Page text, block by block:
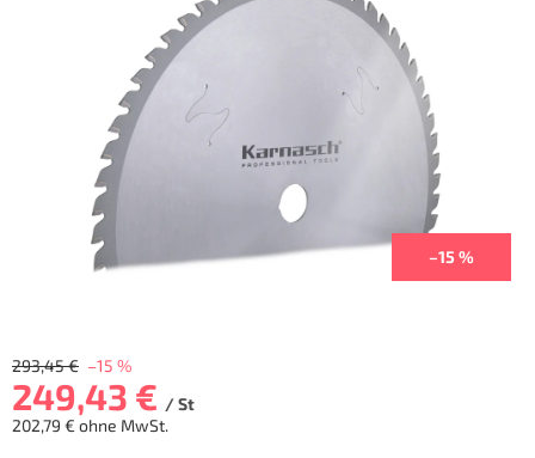
–15 %
293,45 € –15 %
249,43 € / St
202,79 € ohne MwSt.